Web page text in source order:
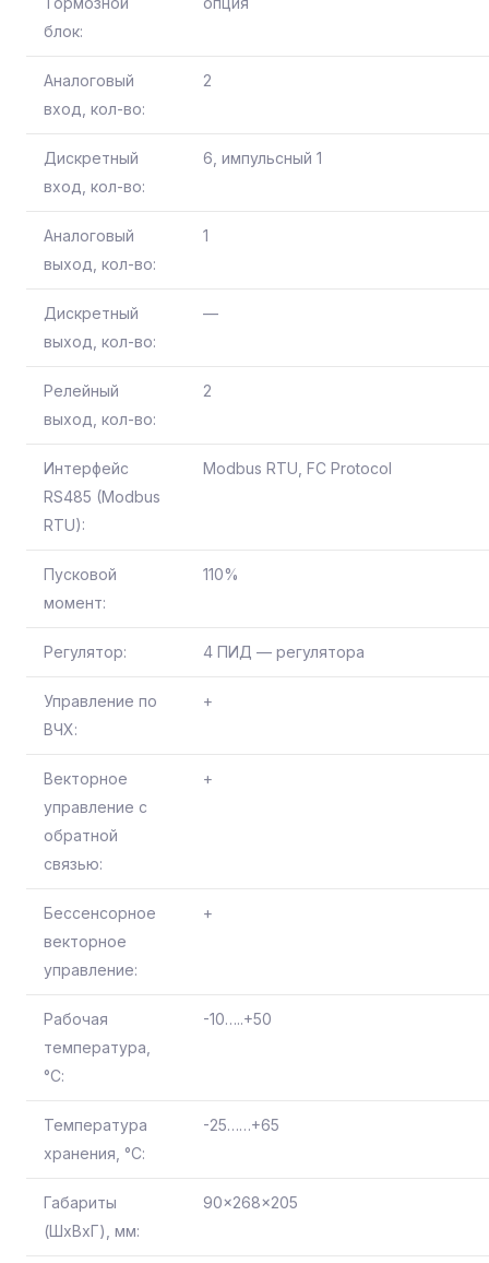
блок:
Аналоговый
вход, кол-во:
2
Дискретный
вход, кол-во:
6, импульсный 1
Аналоговый
выход, кол-во:
1
Дискретный
выход, кол-во:
—
Релейный
выход, кол-во:
2
Интерфейс
RS485 (Modbus
RTU):
Modbus RTU, FC Protocol
Пусковой
момент:
110%
Регулятор: 4 ПИД — регулятора
Управление по
ВЧХ:
+
Векторное
управление с
обратной
связью:
+
Бессенсорное
векторное
управление:
+
Рабочая
температура,
°С:
-10…..+50
Температура
хранения, °С:
-25……+65
Габариты
(ШхВхГ), мм:
90x268x205